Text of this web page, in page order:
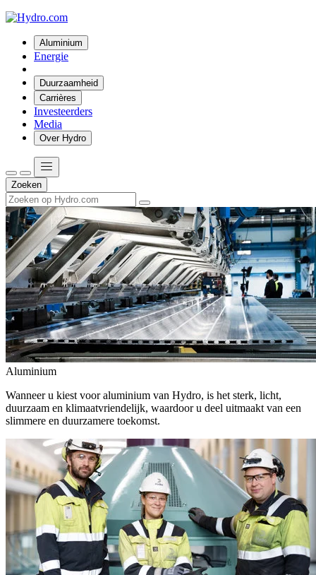
Aluminium
Energie
Duurzaamheid
Carrières
Investeerders
Media
Over Hydro
Zoeken
Aluminium
Wanneer u kiest voor aluminium van Hydro, is het sterk, licht,
duurzaam en klimaatvriendelijk, waardoor u deel uitmaakt van een
slimmere en duurzamere toekomst.